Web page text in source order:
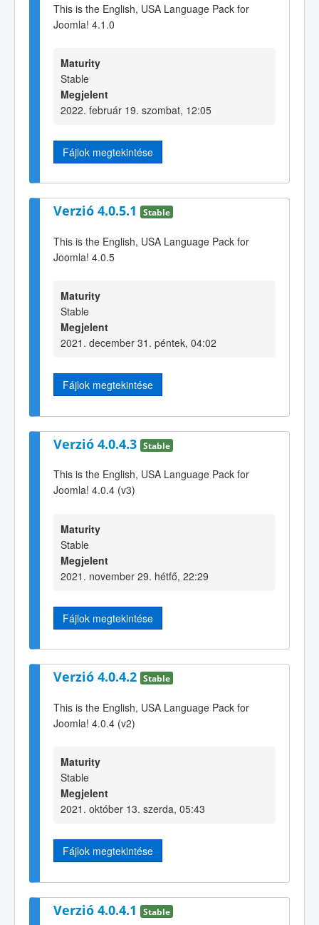
This is the English, USA Language Pack for
Joomla! 4.1.0
Maturity
Stable
Megjelent
2022. február 19. szombat, 12:05
Fájlok megtekintése
Verzió 4.0.5.1 Stable
This is the English, USA Language Pack for
Joomla! 4.0.5
Maturity
Stable
Megjelent
2021. december 31. péntek, 04:02
Fájlok megtekintése
Verzió 4.0.4.3 Stable
This is the English, USA Language Pack for
Joomla! 4.0.4 (v3)
Maturity
Stable
Megjelent
2021. november 29. hétfő, 22:29
Fájlok megtekintése
Verzió 4.0.4.2 Stable
This is the English, USA Language Pack for
Joomla! 4.0.4 (v2)
Maturity
Stable
Megjelent
2021. október 13. szerda, 05:43
Fájlok megtekintése
Verzió 4.0.4.1 Stable